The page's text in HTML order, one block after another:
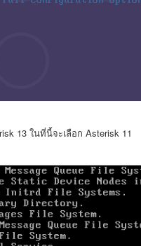
13 ในที่นี้จะเลือก Asterisk 11